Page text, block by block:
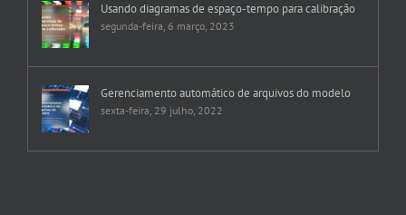
Usando diagramas de espaço-tempo para calibração
segunda-feira, 6 março, 2023
Gerenciamento automático de arquivos do modelo
sexta-feira, 29 julho, 2022